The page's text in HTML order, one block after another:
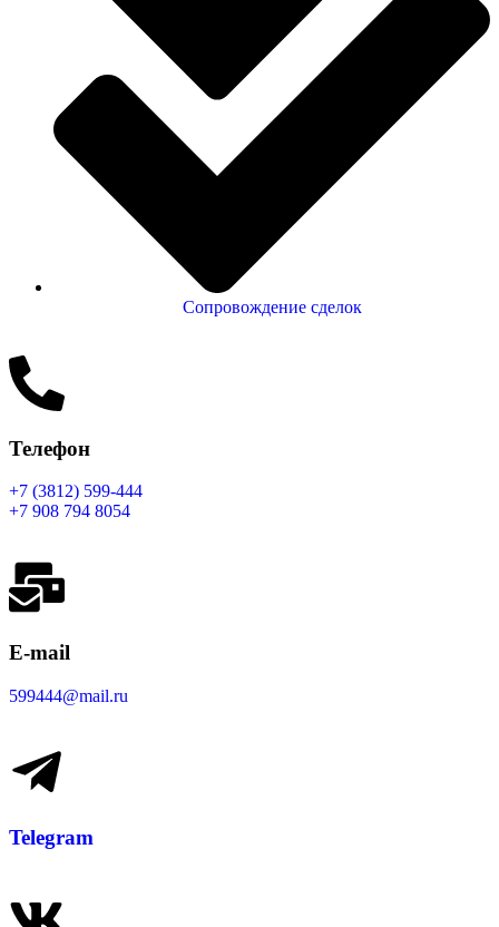
Сопровождение сделок
Телефон
+7 (3812) 599-444
+7 908 794 8054
E-mail
599444@mail.ru
Telegram